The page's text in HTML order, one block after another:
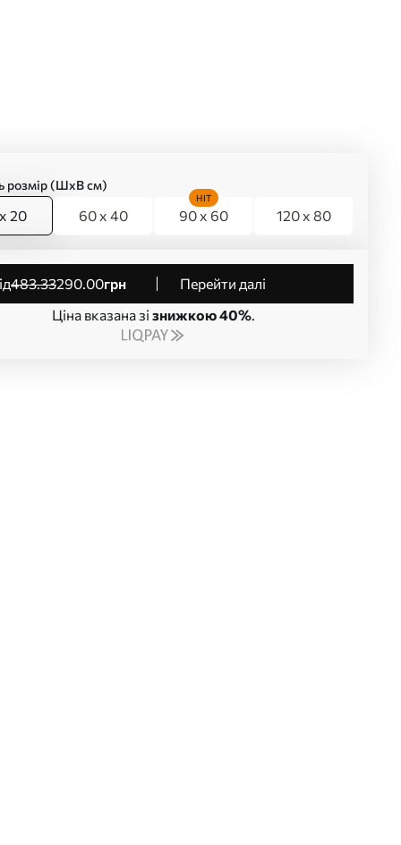
розмір (ШхВ см)
20 60 x 40 90 x 60
HIT
120 x 80
від483.33290.00грн
Перейти далі
Ціна вказана зі знижкою 40%.